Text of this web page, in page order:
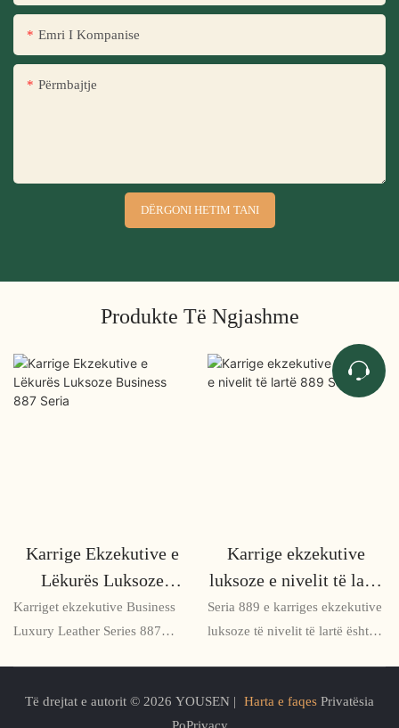
Emri I Kompanise
Përmbajtje
DËRGONI HETIM TANI
Produkte Të Ngjashme
Karrige Ekzekutive e
Lëkurës Luksoze
Business 887 Seria
Karriget ekzekutive Business
Luxury Leather Series 887
me shije të dallueshme. Me
Karrige ekzekutive
luksoze e nivelit të lartë
889 Seria
Seria 889 e karriges ekzekutive
luksoze të nivelit të lartë është
rehati dhe sofistikim
Të drejtat e autorit © 2026 YOUSEN | Harta e faqes Privatësia